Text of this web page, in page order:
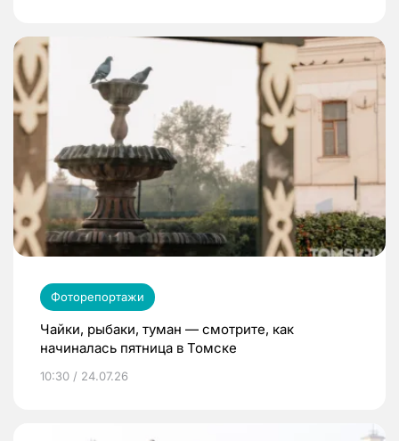
Фоторепортажи
Чайки, рыбаки, туман — смотрите, как
начиналась пятница в Томске
10:30 / 24.07.26